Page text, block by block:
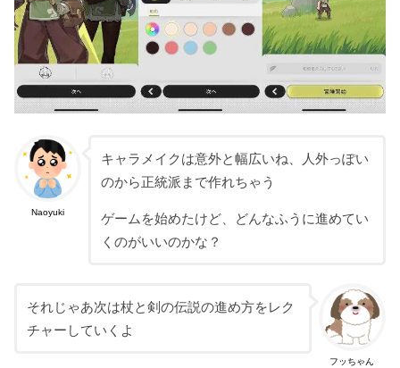
Naoyuki
キャラメイクは意外と幅広いね、人外っぽい
のから正統派まで作れちゃう
ゲームを始めたけど、どんなふうに進めてい
くのがいいのかな？
フッちゃん
それじゃあ次は杖と剣の伝説の進め方をレク
チャーしていくよ